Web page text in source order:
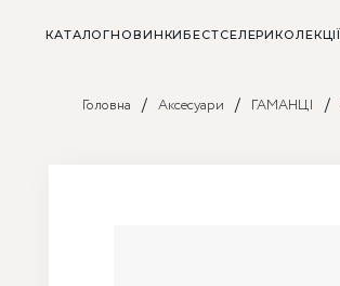
КАТАЛОГНОВИНКИБЕСТСЕЛЕРИКОЛЕКЦІЇ
Головна / Аксесуари / ГАМАНЦІ /